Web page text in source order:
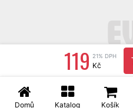
Domů Katalog Košík
119 21% DPH
Kč